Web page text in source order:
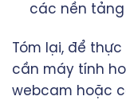
các nền tảng
Tóm lại, để
cần máy tính
webcam hoặc